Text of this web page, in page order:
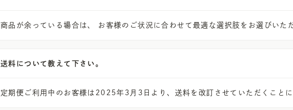
商品が余っている場合は、 お客様のご状況に合わせて最適な選択肢をお選びいた
送料について教えて下さい。
定期便ご利用中のお客様は2025年3月3日より、送料を改訂させていただくことに